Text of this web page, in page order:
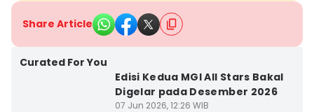
Share Article
Curated For You
Edisi Kedua MGI All Stars Bakal
Digelar pada Desember 2026
07 Jun 2026, 12:26 WIB